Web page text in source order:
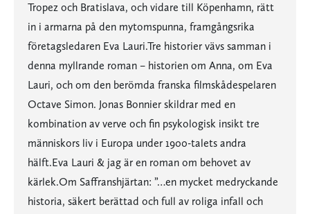
Tropez och Bratislava, och vidare till Köpenhamn, rätt
in i armarna på den mytomspunna, framgångsrika
företagsledaren Eva Lauri.Tre historier vävs samman i
denna myllrande roman – historien om Anna, om Eva
Lauri, och om den berömda franska filmskådespelaren
Octave Simon. Jonas Bonnier skildrar med en
kombination av verve och fin psykologisk insikt tre
människors liv i Europa under 1900-talets andra
hälft.Eva Lauri & jag är en roman om behovet av
kärlek.Om Saffranshjärtan: ”…en mycket medryckande
historia, säkert berättad och full av roliga infall och